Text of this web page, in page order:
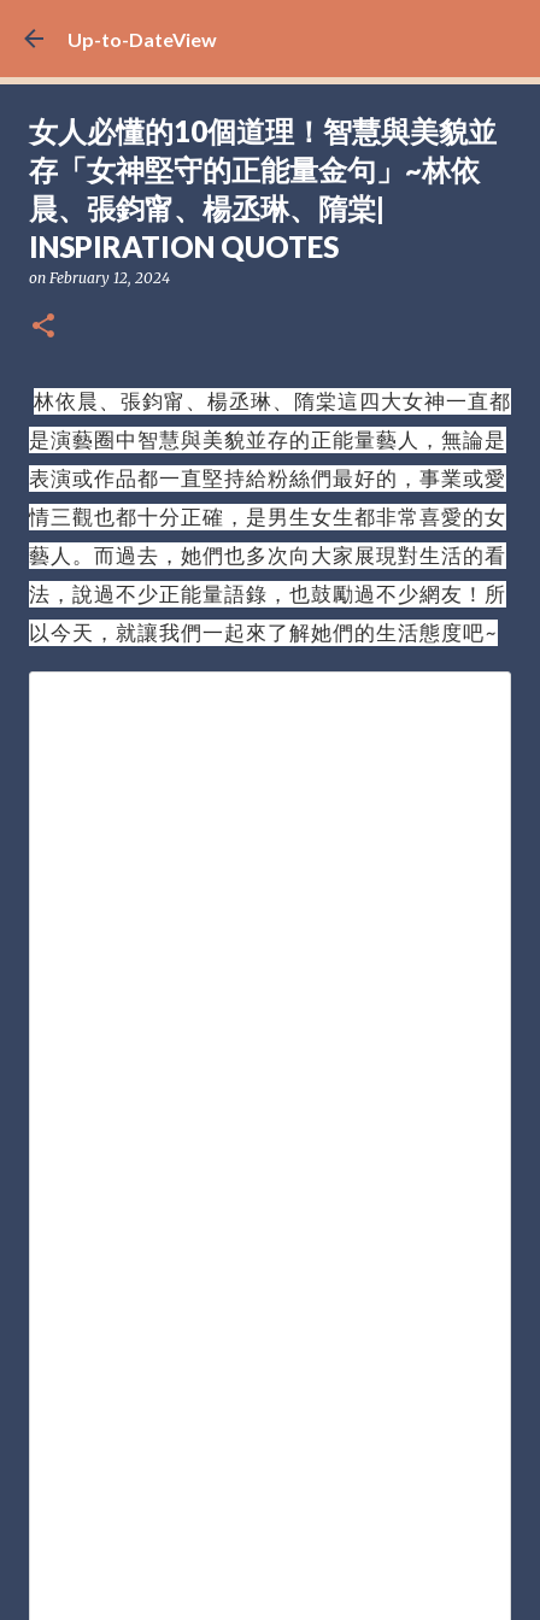
Up-to-DateView
女人必懂的10個道理！智慧與美貌並
存「女神堅守的正能量金句」~林依
晨、張鈞甯、楊丞琳、隋棠|
INSPIRATION QUOTES
on February 12, 2024
林依晨、張鈞甯、楊丞琳、隋棠這四大女神一直都
是演藝圈中智慧與美貌並存的正能量藝人，無論是
表演或作品都一直堅持給粉絲們最好的，事業或愛
情三觀也都十分正確，是男生女生都非常喜愛的女
藝人。 而過去，她們也多次向大家展現對生活的看
法，說過不少正能量語錄，也鼓勵過不少網友！ 所
以今天，就讓我們一起來了解她們的生活態度吧~